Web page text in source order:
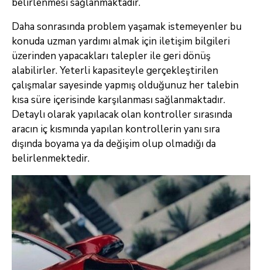
Daha sonrasında problem yaşamak istemeyenler bu
konuda uzman yardımı almak için iletişim bilgileri
üzerinden yapacakları talepler ile geri dönüş
alabilirler. Yeterli kapasiteyle gerçekleştirilen
çalışmalar sayesinde yapmış olduğunuz her talebin
kısa süre içerisinde karşılanması sağlanmaktadır.
Detaylı olarak yapılacak olan kontroller sırasında
aracın iç kısmında yapılan kontrollerin yanı sıra
dışında boyama ya da değişim olup olmadığı da
belirlenmektedir.